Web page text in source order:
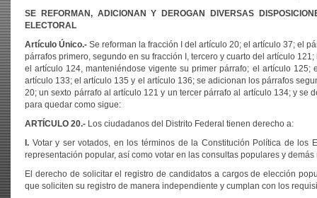
SE REFORMAN, ADICIONAN Y DEROGAN DIVERSAS
ELECTORAL
Artículo Único.-Se reforman la fracción I del artículo 20; el artículo 37; el
párrafos primero, segundo en su fracción I, tercero y cuarto del artículo
el artículo 124, manteniéndose vigente su primer párrafo; el artículo
artículo 133; el artículo 135 y el artículo 136; se adicionan los párrafos
20; un sexto párrafo al artículo 121 y un tercer párrafo al artículo 134; y se
para quedar como sigue:
ARTÍCULO 20.- Los ciudadanos del Distrito Federal tienen derecho a:
. Votar y ser votados, en los términos de la Constitución Política de
representación popular, así como votar en las consultas populares y
El derecho de solicitar el registro de candidatos a cargos de elección
que soliciten su registro de manera independiente y cumplan con los